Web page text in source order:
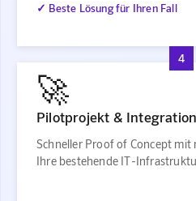
✓ Beste Lösung für Ihren Fall
4
🚀
Pilotprojekt & Integration
Schneller Proof of Concept
Ihre bestehende IT-